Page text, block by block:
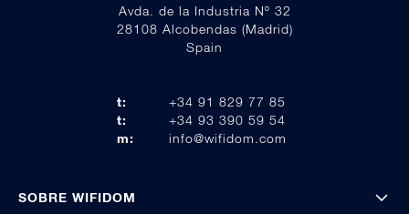
Avda. de la Industria Nº 32
28108 Alcobendas (Madrid)
Spain
t:
+34 91 829 77 85
t:
+34 93 390 59 54
m:
info@wifidom.com
SOBRE WIFIDOM